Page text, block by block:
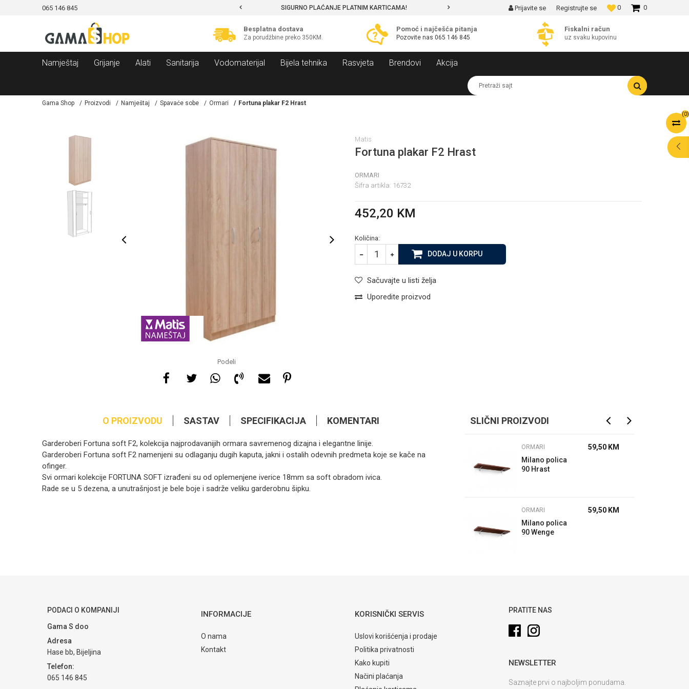
065 146 845 SIGURNO PLAĆANJE PLATNIM KARTICAMA! MOGUĆNOST BESPLATNE ISPORUKE! 0
0
Prijavite se Registrujte se
Besplatna dostava
Za porudžbine preko 350KM.
Pomoć i najčešća pitanja
Pozovite nas 065 146 845
Fiskalni račun
uz svaku kupovinu
Namještaj Grijanje Alati Sanitarija Vodomaterijal Bijela tehnika Rasvjeta Brendovi Akcija
Pretraži sajt
(0)
Gama Shop Proizvodi Namještaj Spavaće sobe Ormari Fortuna plakar F2 Hrast
Podeli
Matis
Fortuna plakar F2 Hrast
ORMARI
Šifra artikla: 16732
452,20 KM
Količina:
DODAJ U KORPU
Sačuvajte u listi želja
Uporedite proizvod
O PROIZVODU SASTAV SPECIFIKACIJA KOMENTARI
Garderoberi Fortuna soft F2, kolekcija najprodavanijih ormara savremenog dizajna i elegantne linije.
Garderoberi Fortuna soft F2 namenjeni su odlaganju dugih kaputa, jakni i ostalih odevnih predmeta koje se kače na
ofinger.
Svi ormari kolekcije FORTUNA SOFT izrađeni su od oplemenjene iverice 18mm sa soft obradom ivica.
Rade se u 5 dezena, a unutrašnjost je bele boje i sadrže veliku garderobnu šipku.
POŠALJI
SLIČNI PROIZVODI
ORMARI
Fortuna
Hrast
ORMARI
Milano polica
90 Hrast
59,50 KM
ORMARI
Milano polica
90 Wenge
59,50 KM
PODACI O KOMPANIJI
Gama S doo
Adresa
Hase bb, Bijeljina
Telefon:
065 146 845
INFORMACIJE
O nama
Kontakt
KORISNIČKI SERVIS
Uslovi korišćenja i prodaje
Politika privatnosti
Kako kupiti
Načini plaćanja
PRATITE NAS
NEWSLETTER
Saznajte prvi o najboljim ponudama.